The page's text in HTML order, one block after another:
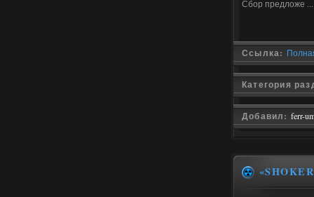
Сбор предложе
Ссылка:
Категория
Добавил: ferr-
«SHOKER